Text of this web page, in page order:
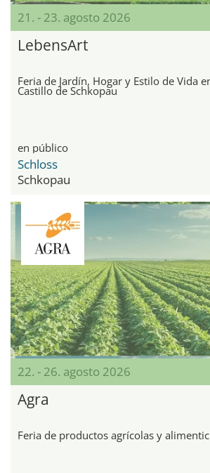
21. - 23. agosto 2026
LebensArt
Feria de Jardín, Hogar y Estilo de Vida
Castillo de Schkopau
en público
Schloss
Schkopau
22. - 26. agosto 2026
Agra
Feria de productos agrícolas y